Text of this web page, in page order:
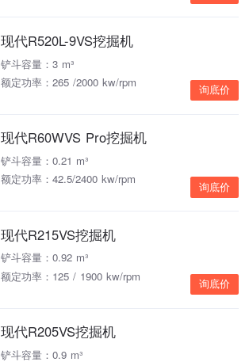
现代R520L-9VS挖掘机
铲斗容量：3 m³
额定功率：265 /2000 kw/rpm
询底价
现代R60WVS Pro挖掘机
铲斗容量：0.21 m³
额定功率：42.5/2400 kw/rpm
询底价
现代R215VS挖掘机
铲斗容量：0.92 m³
额定功率：125 / 1900 kw/rpm
询底价
现代R205VS挖掘机
铲斗容量：0.9 m³